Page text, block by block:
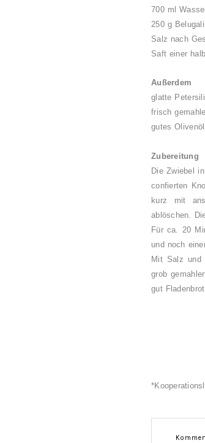
700 ml
250 g
Salz nach
Saft einer
Außerdem
glatte
frisch
gutes
Zubereitung
Die Zwiebel
confierten
kurz mit
ablöschen.
Für ca. 20
und noch
Mit Salz und
grob
gut